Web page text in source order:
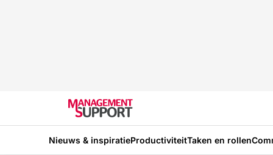
Nieuws & inspiratieProductiviteitTaken en rollen